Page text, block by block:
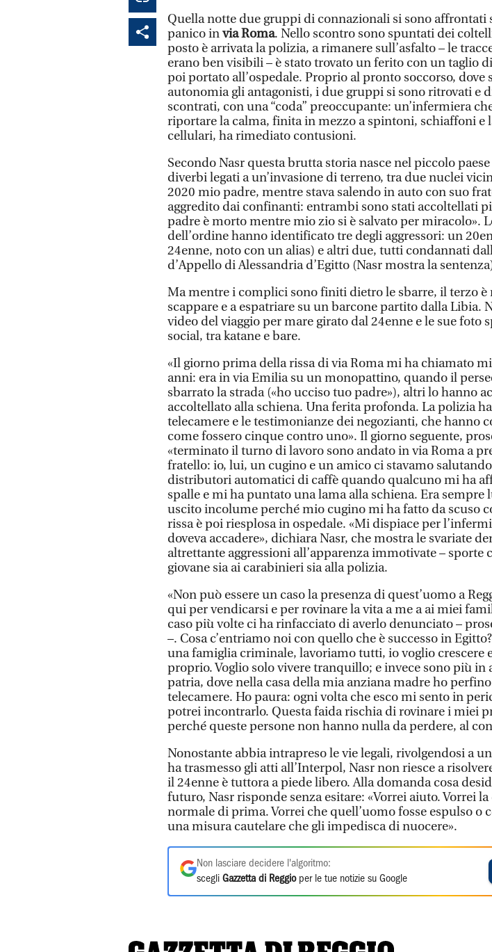
Quella notte due gruppi di connazionali si sono affrontati
panico invia Roma. Nello scontro sono spuntati dei
posto è arrivata la polizia, a rimanere sull’asfalto – le
erano ben visibili – è stato trovato un ferito con un taglio
poi portato all’ospedale. Proprio al pronto soccorso, dove
autonomia gli antagonisti, i due gruppi si sono ritrovati e
scontrati, con una “coda” preoccupante: un’infermiera
riportare la calma, finita in mezzo a spintoni, schiaffoni e
cellulari, ha rimediato contusioni.
Secondo Nasr questa brutta storia nasce nel piccolo
diverbi legati a un’invasione di terreno, tra due nuclei
2020 mio padre, mentre stava salendo in auto con suo
aggredito dai confinanti: entrambi sono stati accoltellati
padre è morto mentre mio zio si è salvato per miracolo».
dell’ordine hanno identificato tre degli aggressori: un
24enne, noto con un alias) e altri due, tutti condannati
d’Appello di Alessandria d’Egitto (Nasr mostra la
Ma mentre i complici sono finiti dietro le sbarre, il terzo è
scappare e a espatriare su un barcone partito dalla Libia.
video del viaggio per mare girato dal 24enne e le sue foto
social, tra katane e bare.
«Il giorno prima della rissa di via Roma mi ha chiamato
anni: era in via Emilia su un monopattino, quando il
sbarrato la strada («ho ucciso tuo padre»), altri lo hanno
accoltellato alla schiena. Una ferita profonda. La polizia
telecamere e le testimonianze dei negozianti, che hanno
come fossero cinque contro uno». Il giorno seguente,
«terminato il turno di lavoro sono andato in via Roma a
fratello: io, lui, un cugino e un amico ci stavamo
distributori automatici di caffè quando qualcuno mi ha
spalle e mi ha puntato una lama alla schiena. Era sempre
uscito incolume perché mio cugino mi ha fatto da scuso
rissa è poi riesplosa in ospedale. «Mi dispiace per
doveva accadere», dichiara Nasr, che mostra le svariate
altrettante aggressioni all’apparenza immotivate – sporte
giovane sia ai carabinieri sia alla polizia.
«Non può essere un caso la presenza di quest’uomo a
qui per vendicarsi e per rovinare la vita a me a ai miei
caso più volte ci ha rinfacciato di averlo denunciato –
–. Cosa c’entriamo noi con quello che è successo in
una famiglia criminale, lavoriamo tutti, io voglio crescere
proprio. Voglio solo vivere tranquillo; e invece sono più in
patria, dove nella casa della mia anziana madre ho
telecamere. Ho paura: ogni volta che esco mi sento in
potrei incontrarlo. Questa faida rischia di rovinare i miei
perché queste persone non hanno nulla da perdere, al
Nonostante abbia intrapreso le vie legali, rivolgendosi a
ha trasmesso gli atti all’Interpol, Nasr non riesce a
il 24enne è tuttora a piede libero. Alla domanda cosa
futuro, Nasr risponde senza esitare: «Vorrei aiuto. Vorrei
normale di prima. Vorrei che quell’uomo fosse espulso o
una misura cautelare che gli impedisca di nuocere».
Non lasciare decidere l'algoritmo:
scegli Gazzetta di Reggioper le tue notizie su Google